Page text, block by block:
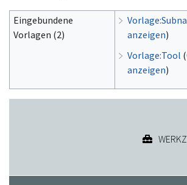
Eingebundene
Vorlagen (2)
anzeigen)
Vorlage:Tool (
anzeigen)